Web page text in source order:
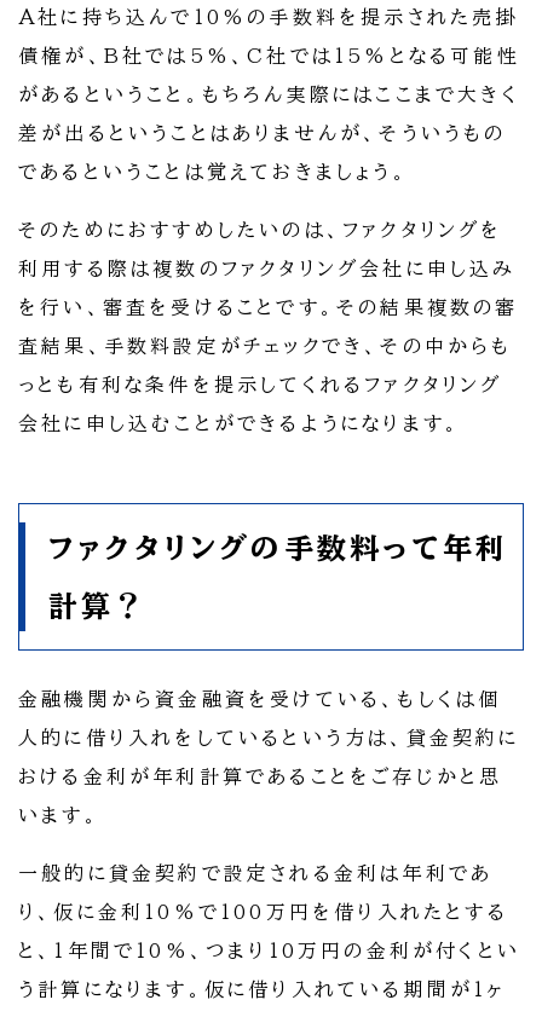
A社に持ち込んで10%の手数料を提示された売掛
債権が、B社では5%、C社では15%となる可能性
があるということ。もちろん実際にはここまで大きく
差が出るということはありませんが、そういうもの
であるということは覚えておきましょう。
そのためにおすすめしたいのは、ファクタリングを
利用する際は複数のファクタリング会社に申し込み
を行い、審査を受けることです。その結果複数の審
査結果、手数料設定がチェックでき、その中からも
っとも有利な条件を提示してくれるファクタリング
会社に申し込むことができるようになります。
ファクタリングの手数料って年利
計算？
金融機関から資金融資を受けている、もしくは個
人的に借り入れをしているという方は、貸金契約に
おける金利が年利計算であることをご存じかと思
います。
一般的に貸金契約で設定される金利は年利であ
り、仮に金利10%で100万円を借り入れたとする
と、1年間で10%、つまり10万円の金利が付くとい
う計算になります。仮に借り入れている期間が1ヶ